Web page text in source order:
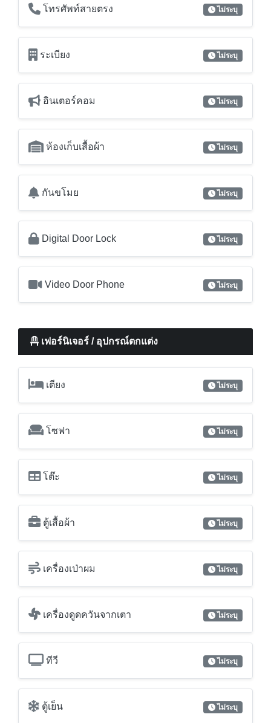
อินเตอร์คอม ไม่ระบุ
ห้องเก็บเสื้อผ้า ไม่ระบุ
กันขโมย ไม่ระบุ
Digital Door Lock ไม่ระบุ
Video Door Phone ไม่ระบุ
โซฟา
โต๊ะ ไม่ระบุ
ตู้เสื้อผ้า ไม่ระบุ
เครื่องเป่าผม ไม่ระบุ
เครื่องดูดควันจากเตา ไม่ระบุ
ทีวี ไม่ระบุ
ตู้เย็น ไม่ระบุ
เตาแก๊ส ไม่ระบุ
เตาไฟฟ้า ไม่ระบุ